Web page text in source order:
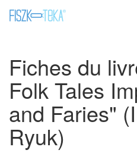
Fiches du
Folk Tales
and Faries"
Ryuk)